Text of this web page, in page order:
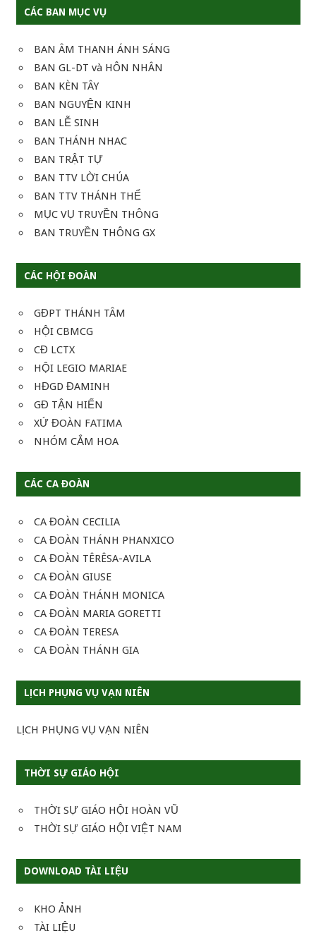
CÁC BAN MỤC VỤ
BAN ÂM THANH ÁNH SÁNG
BAN GL-DT và HÔN NHÂN
BAN KÈN TÂY
BAN NGUYỆN KINH
BAN LỄ SINH
BAN THÁNH NHAC
BAN TRẬT TỰ
BAN TTV LỜI CHÚA
BAN TTV THÁNH THỂ
MỤC VỤ TRUYỀN THÔNG
BAN TRUYỀN THÔNG GX
CÁC HỘI ĐOÀN
GĐPT THÁNH TÂM
HỘI CBMCG
CĐ LCTX
HỘI LEGIO MARIAE
HĐGD ĐAMINH
GĐ TẬN HIẾN
XỨ ĐOÀN FATIMA
NHÓM CẮM HOA
CÁC CA ĐOÀN
CA ĐOÀN CECILIA
CA ĐOÀN THÁNH PHANXICO
CA ĐOÀN TÊRÊSA-AVILA
CA ĐOÀN GIUSE
CA ĐOÀN THÁNH MONICA
CA ĐOÀN MARIA GORETTI
CA ĐOÀN TERESA
CA ĐOÀN THÁNH GIA
LỊCH PHỤNG VỤ VẠN NIÊN
LỊCH PHỤNG VỤ VẠN NIÊN
THỜI SỰ GIÁO HỘI
THỜI SỰ GIÁO HỘI HOÀN VŨ
THỜI SỰ GIÁO HỘI VIỆT NAM
DOWNLOAD TÀI LIỆU
KHO ẢNH
TÀI LIỆU